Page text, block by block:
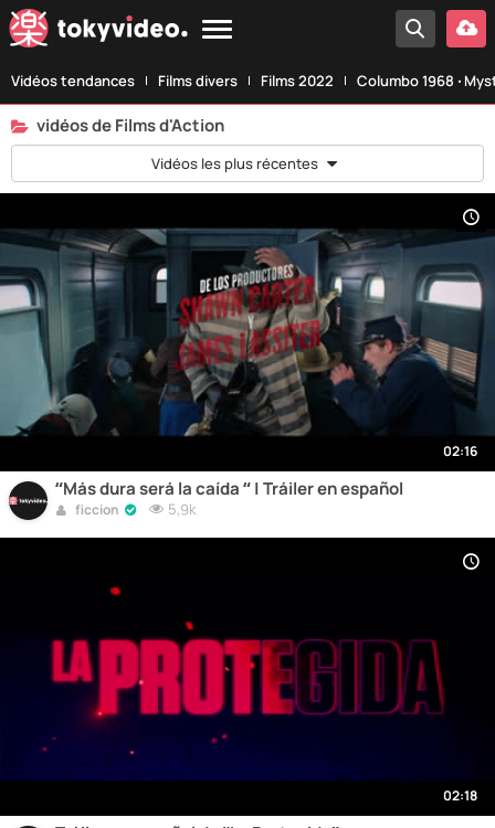
Vidéos tendances Films divers Films 2022 Columbo 1968 ‧
vidéos de Films d'Action
Vidéos les plus récentes
02:16
“Más dura será la caída “ | Tráiler en español
ficcion 5,9k
02:18